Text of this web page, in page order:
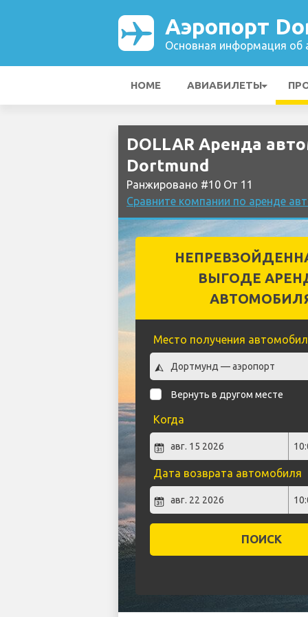
Аэропорт
Основная информация об
HOME АВИАБИЛЕТЫ
DOLLAR Аренда
Dortmund
Ранжировано #10 От 11
Сравните компании по аренде
ВЫГОДЕ
Место получения
Вернуть в другом месте
Когда
Дата возврата автомобиля
ПОИСК